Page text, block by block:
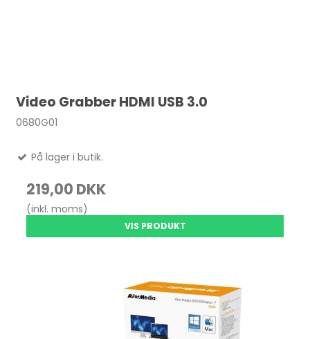
Video Grabber HDMI USB 3.0
0680G01
På lager i butik.
219,00 DKK
(inkl. moms)
VIS PRODUKT